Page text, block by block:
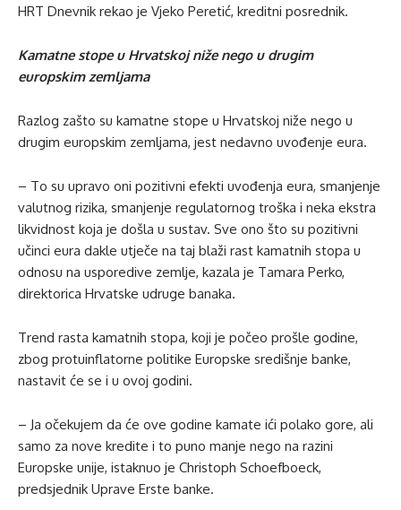
HRT Dnevnik rekao je Vjeko Peretić, kreditni posrednik.
Kamatne stope u Hrvatskoj niže nego u drugim
europskim zemljama
Razlog zašto su kamatne stope u Hrvatskoj niže nego u
drugim europskim zemljama, jest nedavno uvođenje eura.
– To su upravo oni pozitivni efekti uvođenja eura, smanjenje
valutnog rizika, smanjenje regulatornog troška i neka ekstra
likvidnost koja je došla u sustav. Sve ono što su pozitivni
učinci eura dakle utječe na taj blaži rast kamatnih stopa u
odnosu na usporedive zemlje, kazala je Tamara Perko,
direktorica Hrvatske udruge banaka.
Trend rasta kamatnih stopa, koji je počeo prošle godine,
zbog protuinflatorne politike Europske središnje banke,
nastavit će se i u ovoj godini.
– Ja očekujem da će ove godine kamate ići polako gore, ali
samo za nove kredite i to puno manje nego na razini
Europske unije, istaknuo je Christoph Schoefboeck,
predsjednik Uprave Erste banke.